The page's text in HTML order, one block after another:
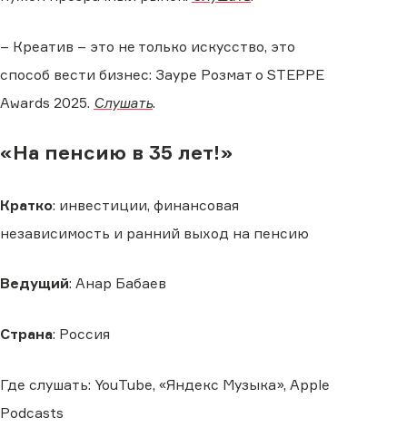
– Креатив – это не только искусство, это
способ вести бизнес: Зауре Розмат о STEPPE
Awards 2025. Слушать.
«На пенсию в 35 лет!»
Кратко: инвестиции, финансовая
независимость и ранний выход на пенсию
Ведущий: Анар Бабаев
Страна: Россия
Где слушать: YouTube, «Яндекс Музыка», Apple
Podcasts